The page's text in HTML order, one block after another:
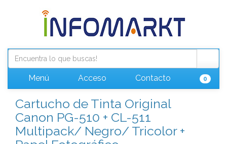
Menú Acceso Contacto 0
Cartucho de Tinta Original
Canon PG-510 + CL-511
Multipack/ Negro/ Tricolor +